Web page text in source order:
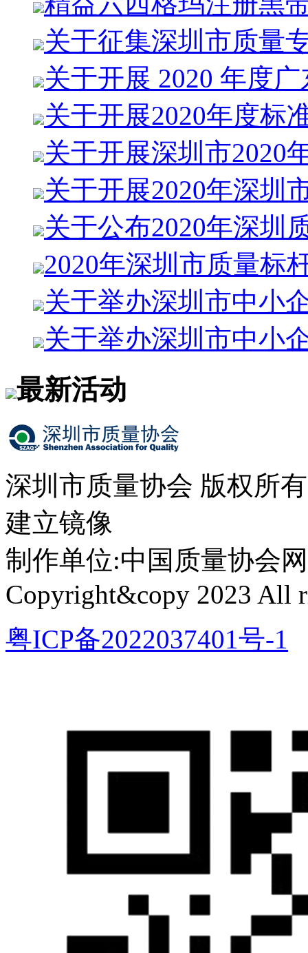
关于征集深圳市质量
关于开展 2020 年度广
关于开展2020年度标
关于开展深圳市2020
关于开展2020年深圳
关于公布2020年深圳
2020年深圳市质量标
关于举办深圳市中小
关于举办深圳市中小
最新活动
深圳市质量协会 版权所
建立镜像
制作单位:中国质量协会
Copyright&copy 2023 All
粤ICP备2022037401号-1